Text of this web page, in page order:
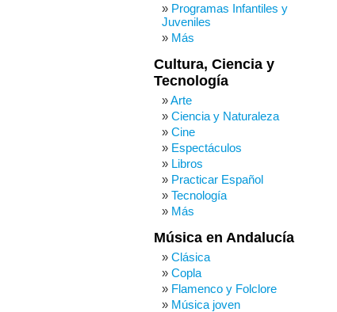
Programas Infantiles y
Juveniles
Más
Cultura, Ciencia y
Tecnología
Arte
Ciencia y Naturaleza
Cine
Espectáculos
Libros
Practicar Español
Tecnología
Más
Música en Andalucía
Clásica
Copla
Flamenco y Folclore
Música joven